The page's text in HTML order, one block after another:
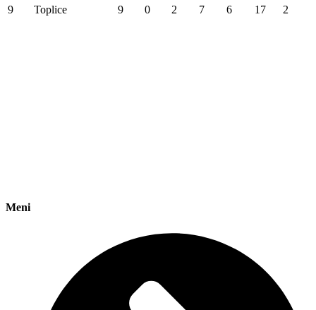
9
Toplice 9 0 2 7 6 17 2
Meni